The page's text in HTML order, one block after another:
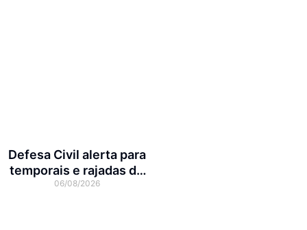
Defesa Civil alerta para
temporais e rajadas de
vento de até 70 km/h em
06/08/2026